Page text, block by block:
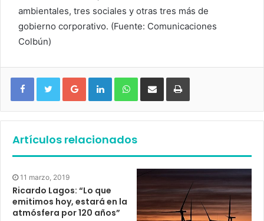
ambientales, tres sociales y otras tres más de
gobierno corporativo. (Fuente: Comunicaciones
Colbún)
Google+ LinkedIn WhatsApp
Artículos relacionados
11 marzo, 2019
Ricardo Lagos: “Lo que
emitimos hoy, estará en la
atmósfera por 120 años”